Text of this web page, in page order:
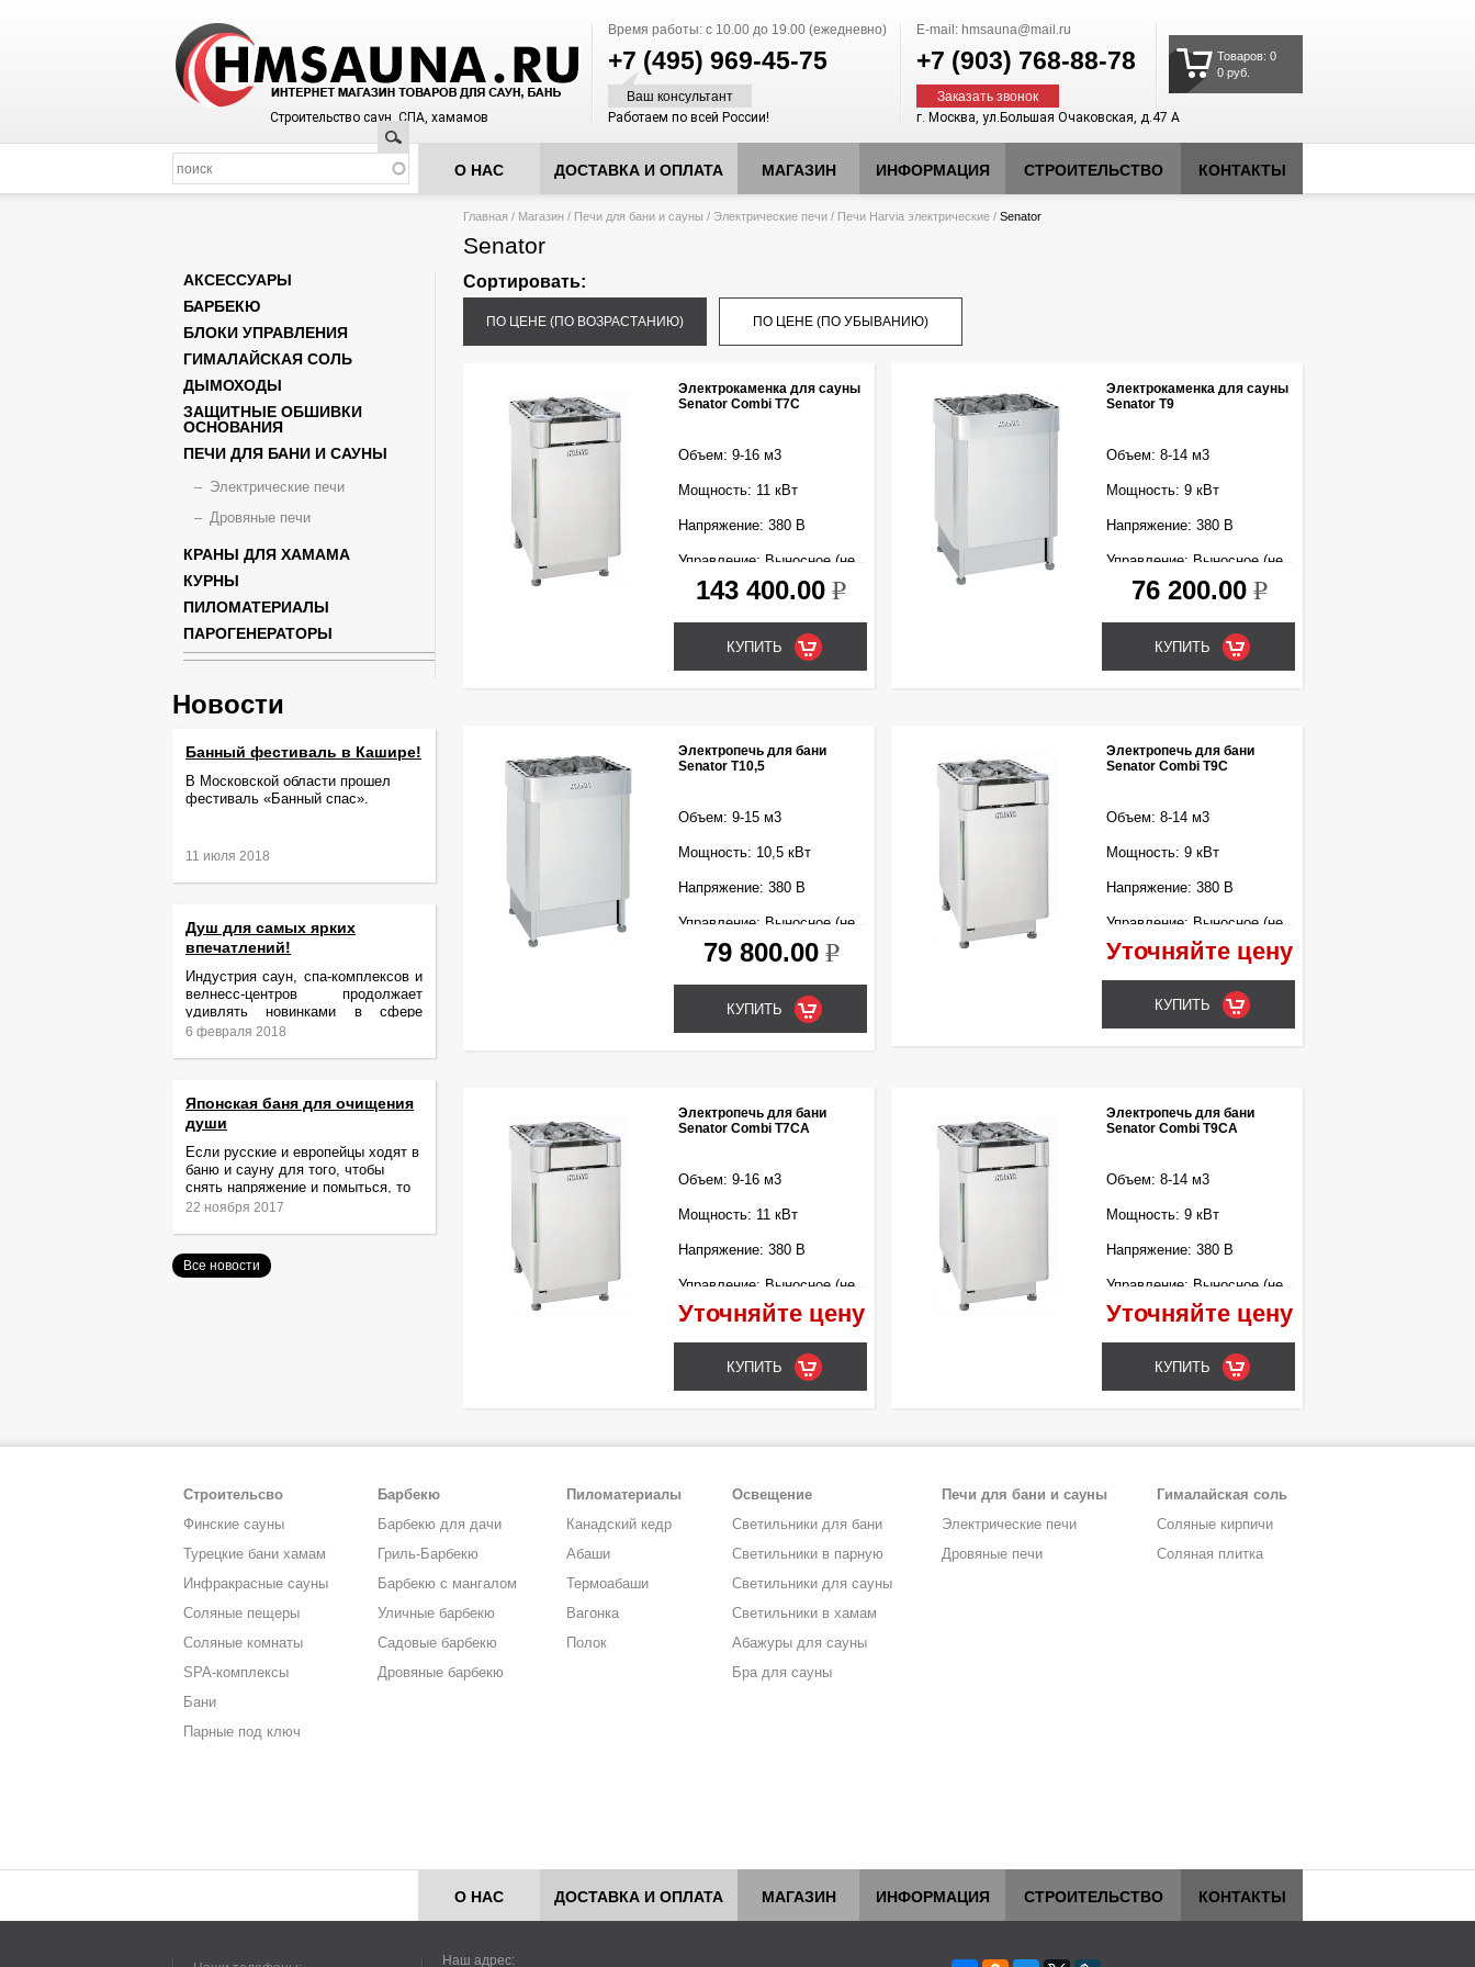
Время работы: с 10.00 до 19.00 (ежедневно)
+7 (495) 969-45-75
Ваш консультант
E-mail: hmsauna@mail.ru
+7 (903) 768-88-78
Заказать звонок
Товаров: 0
0 руб.
Строительство саун, СПА, хамамов Работаем по всей России! г. Москва, ул.Большая Очаковская, д.47 А
Поиск
О НАС ДОСТАВКА И ОПЛАТА МАГАЗИН ИНФОРМАЦИЯ СТРОИТЕЛЬСТВО КОНТАКТЫ
Вы здесь
Главная / Магазин / Печи для бани и сауны / Электрические печи / Печи Harvia электрические / Senator
Senator
Сортировать:
ПО ЦЕНЕ (ПО ВОЗРАСТАНИЮ) ПО ЦЕНЕ (ПО УБЫВАНИЮ)
Электрокаменка для сауны
Senator Combi T7C
Объем: 9-16 м3
Мощность: 11 кВт
Напряжение: 380 В
Управление: Выносное (не
входит в комплект)
143 400.00 k
Электрокаменка для сауны
Senator T9
Объем: 8-14 м3
Мощность: 9 кВт
Напряжение: 380 В
Управление: Выносное (не
входит в комплект)
76 200.00 k
Электропечь для бани
Senator T10,5
Объем: 9-15 м3
Мощность: 10,5 кВт
Напряжение: 380 В
Управление: Выносное (не
входит в комплект)
79 800.00 k
Электропечь для бани
Senator Combi T9C
Объем: 8-14 м3
Мощность: 9 кВт
Напряжение: 380 В
Управление: Выносное (не
входит в комплект)
Уточняйте цену
Электропечь для бани
Senator Combi T7CA
Объем: 9-16 м3
Мощность: 11 кВт
Напряжение: 380 В
Управление: Выносное (не
входит в комплект)
Уточняйте цену
Электропечь для бани
Senator Combi T9CA
Объем: 8-14 м3
Мощность: 9 кВт
Напряжение: 380 В
Управление: Выносное (не
входит в комплект)
Уточняйте цену
АКСЕССУАРЫ
БАРБЕКЮ
БЛОКИ УПРАВЛЕНИЯ
ГИМАЛАЙСКАЯ СОЛЬ
ДЫМОХОДЫ
ЗАЩИТНЫЕ ОБШИВКИ
ОСНОВАНИЯ
ПЕЧИ ДЛЯ БАНИ И САУНЫ
Электрические печи
Дровяные печи
КРАНЫ ДЛЯ ХАМАМА
КУРНЫ
ПИЛОМАТЕРИАЛЫ
ПАРОГЕНЕРАТОРЫ
Новости
Банный фестиваль в Кашире!
В Московской области прошел
фестиваль «Банный спас».
11 июля 2018
Душ для самых ярких
впечатлений!
Индустрия саун, спа-комплексов и
велнесс-центров продолжает
удивлять новинками в сфере
релаксации и ухода за телом.
6 февраля 2018
Японская баня для очищения
души
Если русские и европейцы ходят в
баню и сауну для того, чтобы
снять напряжение и помыться, то
жители Японии идут туда за
22 ноября 2017
Все новости
Строительсво
Финские сауны
Турецкие бани хамам
Инфракрасные сауны
Соляные пещеры
Соляные комнаты
SPA-комплексы
Бани
Парные под ключ
Барбекю
Барбекю для дачи
Гриль-Барбекю
Барбекю с мангалом
Уличные барбекю
Садовые барбекю
Дровяные барбекю
Пиломатериалы
Канадский кедр
Абаши
Термоабаши
Вагонка
Полок
Освещение
Светильники для бани
Светильники в парную
Светильники для сауны
Светильники в хамам
Абажуры для сауны
Бра для сауны
Печи для бани и сауны
Электрические печи
Дровяные печи
Гималайская соль
Соляные кирпичи
Соляная плитка
О НАС ДОСТАВКА И ОПЛАТА МАГАЗИН ИНФОРМАЦИЯ СТРОИТЕЛЬСТВО КОНТАКТЫ
Наш адрес: